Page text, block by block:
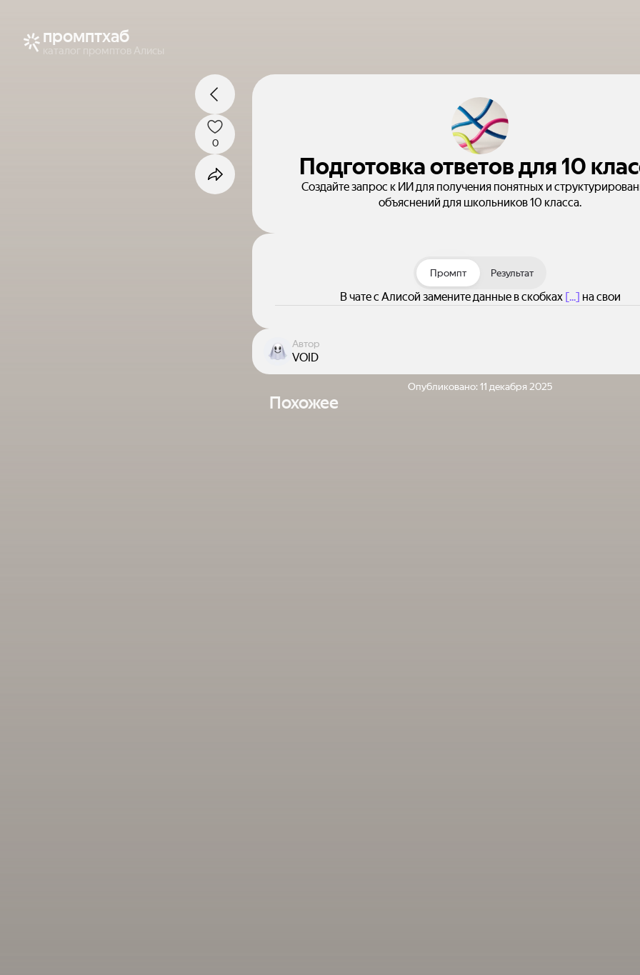
промптхаб
Подготовка ответов для 10
Создайте запрос к ИИ для получения понятных и
объяснений для школьников 10 класса.
0
Промпт Результат
В чате с Алисой замените данные в скобках [...] на свои
Автор
VOID
Опубликовано: 11 декабря 2025
Похожее